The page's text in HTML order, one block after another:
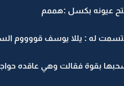
عيونه بكسل :هممم
له : يللا يوسف قووووم الساعه
بقوة فقالت وهي عاقده